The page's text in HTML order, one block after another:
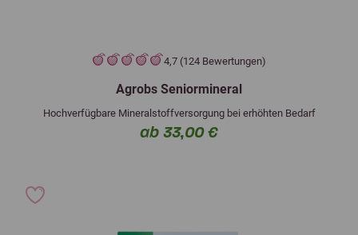
4,7 (124 Bewertungen)
Agrobs Seniormineral
Hochverfügbare Mineralstoffversorgung bei erhöhten Bedarf
ab 33,00 €